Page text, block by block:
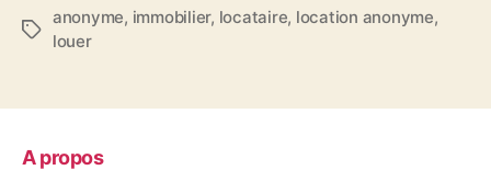
Étiquettes
anonyme, immobilier, locataire, location anonyme,
louer
A propos